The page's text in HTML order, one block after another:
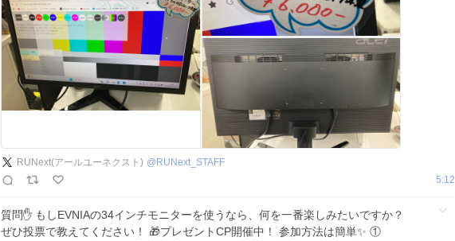
RUNext(アールユーネクスト) @ RUNext_STAFF
5:12
質問✋ もしEVNIAの34インチモニターを使うなら、何を一番楽しみたいですか？
ぜひ投票で教えてください！ 🎁プレゼントCP開催中！ 参加方法は簡単✨ ①